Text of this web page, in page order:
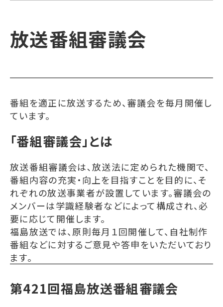
放送番組審議会
番組を適正に放送するため、審議会を毎月開催し
ています。
「番組審議会」とは
放送番組審議会は､放送法に定められた機関で、
番組内容の充実・向上を目指すことを目的に、そ
れぞれの放送事業者が設置しています。審議会の
メンバーは学識経験者などによって構成され、必
要に応じて開催します。
福島放送では、原則毎月１回開催して、自社制作
番組などに対するご意見や答申をいただいており
ます。
第421回福島放送番組審議会